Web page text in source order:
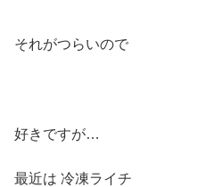
それがつらいので
好きですが…
最近は 冷凍ライチ